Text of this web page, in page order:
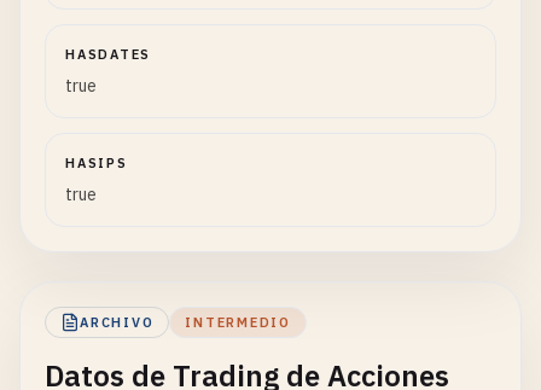
HASDATES
true
HASIPS
true
ARCHIVO INTERMEDIO
Datos de Trading de Acciones